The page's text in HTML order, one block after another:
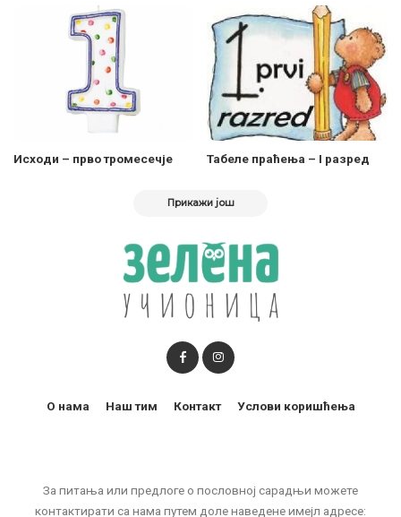
Исходи – прво тромесечје Табеле праћења – I разред
Прикажи још
За питања или предлоге о пословној сарадњи можете
контактирати са нама путем доле наведене имејл адресе:
О нама Наш тим Контакт Услови коришћења